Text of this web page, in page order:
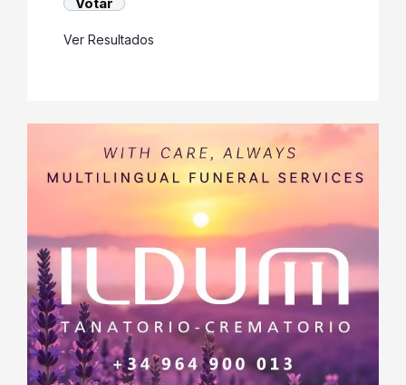
Ver Resultados